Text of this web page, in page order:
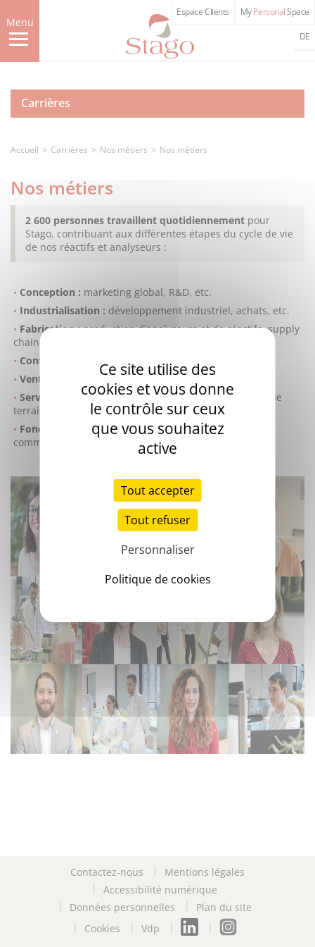
au
contenu
principal
Menu
Espace Clients MyPersonalSpace
DE
Carrières
Accueil Carrières Nos métiers Nos métiers
Nos métiers
2 600 personnes travaillent quotidiennement pour
Stago, contribuant aux différentes étapes du cycle de vie
de nos réactifs et analyseurs :
Conception : marketing global, R&D, etc.
Industrialisation : développement industriel, achats, etc.
Fabrication :production d'analyseurs et de réactifs, supply
chain, etc.
Contrôle qualité :
laboratoire de contrôle qualité.
Ventes :
marketing, opérations commerciales, etc.
Service client :spécialistes d'application, ingénieurs de
terrain, hotline, etc.
Fonctions de support :ressources humaines, finance,
communication, etc.
Contactez-nous
Mentions légales
Accessibilité numérique
Données personnelles
Plan du site
Cookies
Vdp
Ce site utilise des
cookies et vous donne
le contrôle sur ceux
que vous souhaitez
active
Tout accepter
Tout refuser
Personnaliser
Politique de cookies